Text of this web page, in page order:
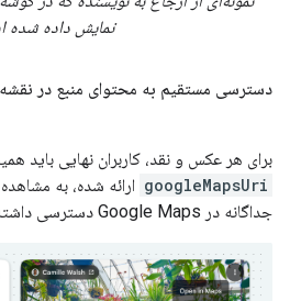
نمایش داده شده
دسترسی مستقیم به محتوای منبع در
برای هر عکس و نقد، کاربران نهایی باید
googleMapsUri ارائه شده، به
جداگانه در Google Maps دسترسی داشته باشند.